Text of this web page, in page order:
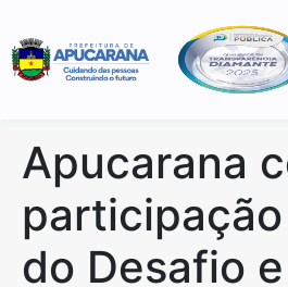
Apucarana
do Desafio